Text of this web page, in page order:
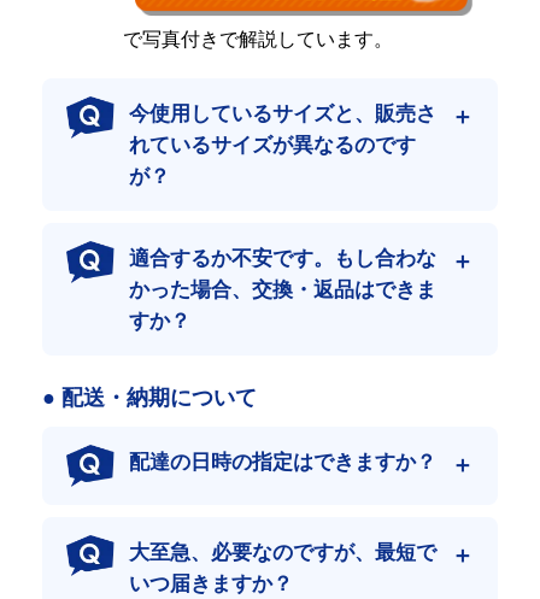
おかげさまで、ご注文の約半分はリピートや定期購入のお客様で
の高さに繋がっています。
ハイクオリティをできる限りお求めやすい価
最高級の品質と価格にこだわったゴムクローラーをご提供しま
す。
その結果、当店はネット販売において日本最大級の流通量を誇り
で写真付きで解説しています。
今使用しているサイズと、販売さ
れているサイズが異なるのです
が？
適合するか不安です。もし合わな
かった場合、交換・返品はできま
すか？
● 配送・納期について
配達の日時の指定はできますか？
大至急、必要なのですが、最短で
いつ届きますか？